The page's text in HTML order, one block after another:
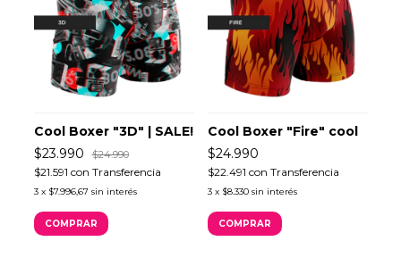
Cool Boxer "3D" | SALE!
$23.990
$24.990
$21.591 con Transferencia
3 x $7.996,67 sin interés
COMPRAR
Cool Boxer "Fire" cool
$24.990
$22.491 con Transferencia
3 x $8.330 sin interés
COMPRAR